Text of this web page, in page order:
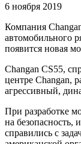
6 ноября 2019
Компания
автомобильного
появится новая
Changan CS55,
центре Changan,
агрессивный,
При разработке
на безопасность,
справились с